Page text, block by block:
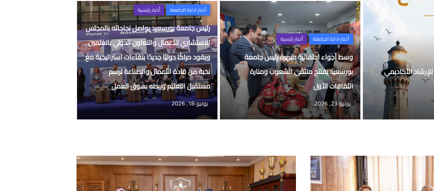
الأكاديمي
أخبار ادارة الجامعة أخبار رئيسية
وسط أجواء احتفالية مبهرة رئيس جامعة
بورسعيد يفتتح ملتقى الشعوب ومنارة
الثقافات الأول
يونيو 23, 2026
أخبار ادارة الجامعة أخبار رئيسية
رئيس جامعة بورسعيد يواصل نجاحاته بالمجلس
الاستشاري للأعمال والتعاون الدولي بالعلمين
ويقود حراكًا دوليًا جديدًا بلقاءات استراتيجية مع
نخبة من قادة الأعمال والصناعة لرسم
مستقبل التعليم وربطه بسوق العمل
يونيو 18, 2026